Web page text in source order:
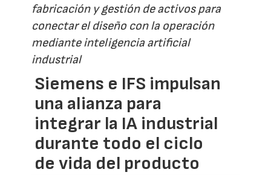
fabricación y gestión de activos para
conectar el diseño con la operación
mediante inteligencia artificial
industrial
Siemens e IFS impulsan
una alianza para
integrar la IA industrial
durante todo el ciclo
de vida del producto